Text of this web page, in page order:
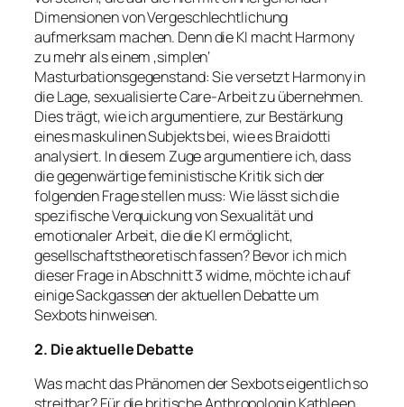
Dimensionen von Vergeschlechtlichung
aufmerksam machen. Denn die KI macht Harmony
zu mehr als einem ‚simplen‘
Masturbationsgegenstand: Sie versetzt Harmony in
die Lage, sexualisierte Care-Arbeitzu übernehmen.
Dies trägt, wie ich argumentiere, zur Bestärkung
eines maskulinen Subjekts bei, wie es Braidotti
analysiert. In diesem Zuge argumentiere ich, dass
die gegenwärtige feministische Kritik sich der
folgenden Frage stellen muss: Wie lässt sich die
spezifische Verquickung von Sexualität und
emotionaler Arbeit, die die KI ermöglicht,
gesellschaftstheoretisch fassen? Bevor ich mich
dieser Frage in Abschnitt 3 widme, möchte ich auf
einige Sackgassen der aktuellen Debatte um
Sexbots hinweisen.
2. Die aktuelle Debatte
Was macht das Phänomen der Sexbots eigentlich so